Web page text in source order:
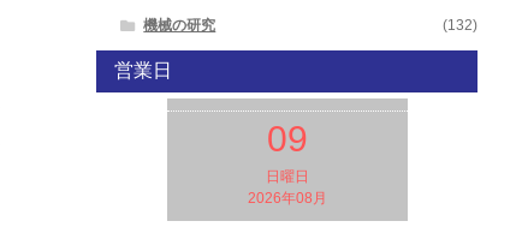
機械の研究 (132)
営業日
09
日曜日
2026年08月